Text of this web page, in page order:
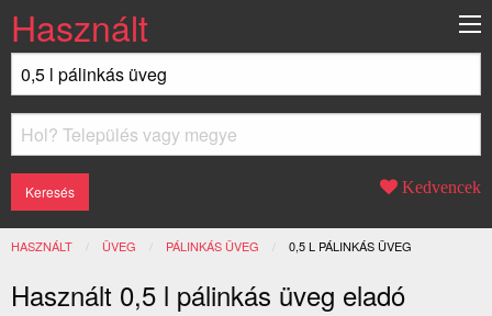
Használt
Kedvencek
HASZNÁLT ÜVEG PÁLINKÁS ÜVEG JELENLEGI:
0,5 L PÁLINKÁS ÜVEG
Használt 0,5 l pálinkás üveg eladó